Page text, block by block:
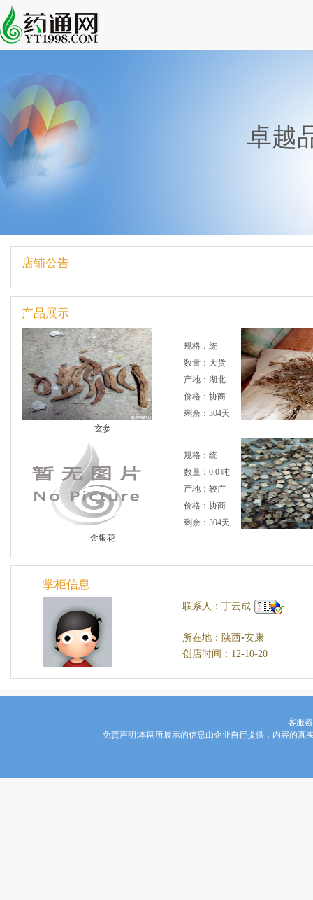
卓越
店铺公告
产品展示
玄参
规格：统
数量：大货
产地：湖北
价格：协商
剩余：304天
金银花
规格：统
数量：0.0 吨
产地：较广
价格：协商
剩余：304天
掌柜信息
联系人：丁云成
所在地：陕西•安康
创店时间：12-10-20
客服
免责声明:本网所展示的信息由企业自行提供，内容的真